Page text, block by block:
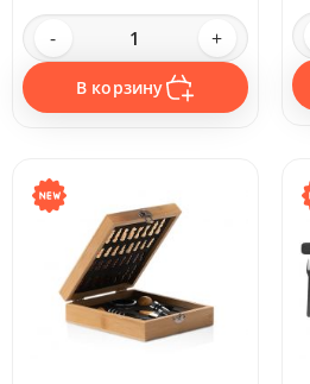
- +
В корзину